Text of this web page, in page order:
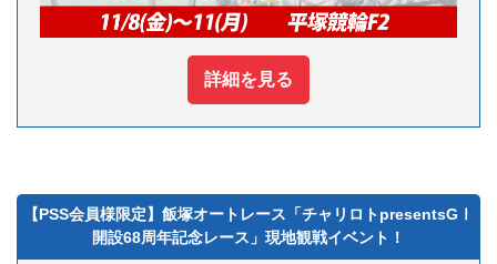
詳細を見る
【PSS会員様限定】飯塚オートレース「チャリロトpresentsGⅠ
開設68周年記念レース」現地観戦イベント！